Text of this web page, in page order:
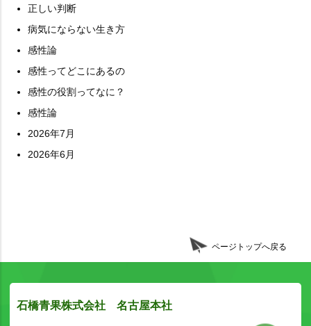
正しい判断
病気にならない生き方
感性論
感性ってどこにあるの
感性の役割ってなに？
感性論
2026年7月
2026年6月
ページトップへ戻る
石橋青果株式会社 名古屋本社